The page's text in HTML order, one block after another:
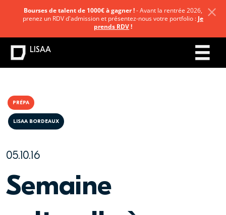
PRÉPA
05.10.16
LISAA BORDEAUX
Semaine
Bourses de talent de 1000€ à gagner !- Avant la rentrée 2026,
prenez un RDV d'admission et présentez-nous votre portfolio : Je
prends RDV!
LISAA